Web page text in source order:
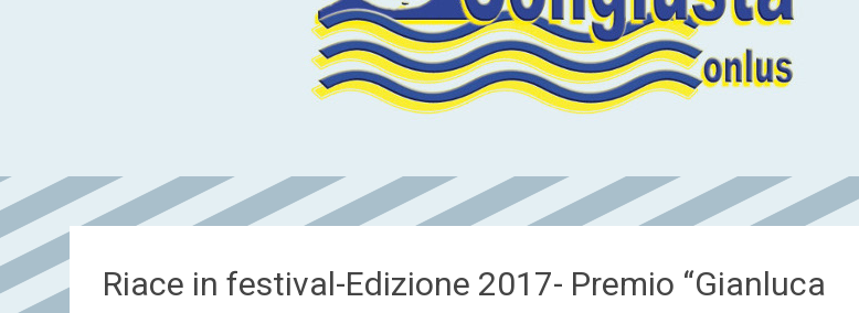
Riace in festival-Edizione 2017- Premio “Gianluca